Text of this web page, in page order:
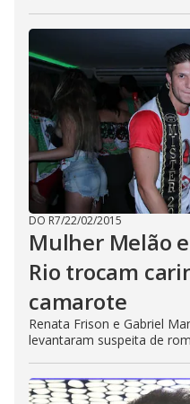
DO R7/22/02/2015
Mulher Melão
Rio trocam
camarote
Renata Frison e Gabriel
levantaram suspeita de